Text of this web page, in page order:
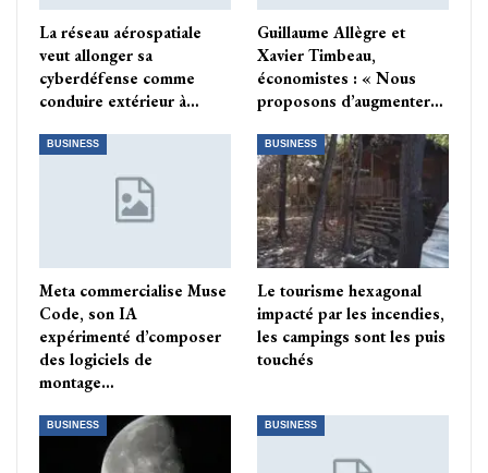
La réseau aérospatiale
veut allonger sa
cyberdéfense comme
conduire extérieur à…
Guillaume Allègre et
Xavier Timbeau,
économistes : « Nous
proposons d’augmenter…
BUSINESS
Meta commercialise Muse
Code, son IA
expérimenté d’composer
des logiciels de
montage…
BUSINESS
Le tourisme hexagonal
impacté par les incendies,
les campings sont les puis
touchés
BUSINESS BUSINESS